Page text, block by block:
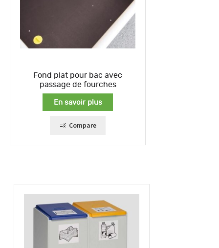
Fond plat pour bac avec
passage de fourches
En savoir plus
Compare